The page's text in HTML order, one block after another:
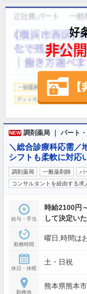
NEW 調剤薬局 ｜ パート
＼総合診療科応需／
シフトも柔軟に対応
調剤薬局 一般薬剤師 パ
コンサルタントを経由する求
給与・手当
時給2100円
して決定い
勤務時間
曜日,時間は
休日・休暇
土・日祝
勤務地
熊本県熊本